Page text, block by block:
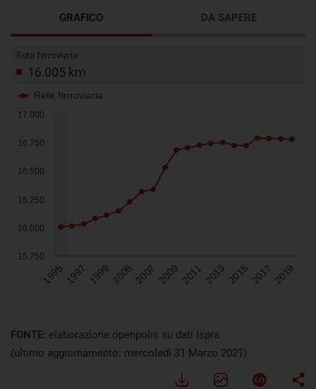
GRAFICO DA SAPERE
FONTE: elaborazione openpolis su dati Ispra
(ultimo aggiornamento: mercoledì 31 Marzo 2021)